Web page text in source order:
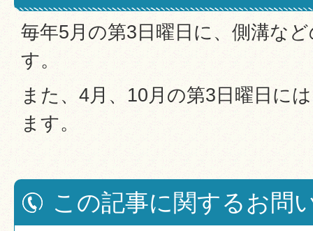
毎年5月の第3日曜日に、側溝な
す。
また、4月、10月の第3日曜日に
ます。
この記事に関するお問